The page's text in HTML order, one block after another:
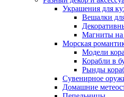
Украшения для
Вешалки
Магниты на
Морская
Модели
Корабли в
Рынды
Сувенирное
Домашние